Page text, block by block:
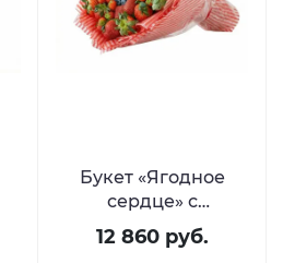
Букет «Ягодное
сердце» с
клубникой и
голубикой
12 860 руб.